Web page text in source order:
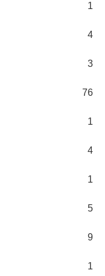
1
4
3
76
1
4
1
5
9
1